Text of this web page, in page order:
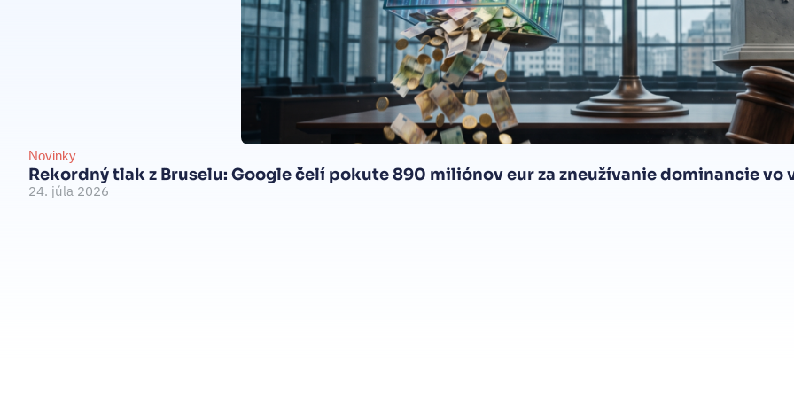
Novinky
Rekordný tlak z Bruselu: Google čelí pokute 890 miliónov eur za zneužívanie dominancie vo
24. júla 2026